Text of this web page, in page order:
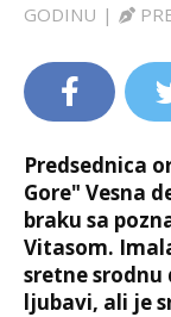
GODINU |
Predsednica
Gore" Vesna
braku sa
Vitasom.
sretne srodnu
ljubavi, ali je